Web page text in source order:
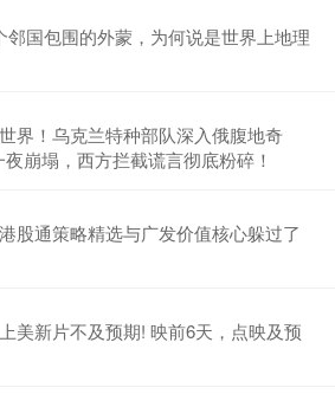
国包围的外蒙，为何说是世界上地理
界！乌克兰特种部队深入俄腹地奇
崩塌，西方拦截谎言彻底粉碎！
股通策略精选与广发价值核心躲过了
美新片不及预期! 映前6天，点映及预